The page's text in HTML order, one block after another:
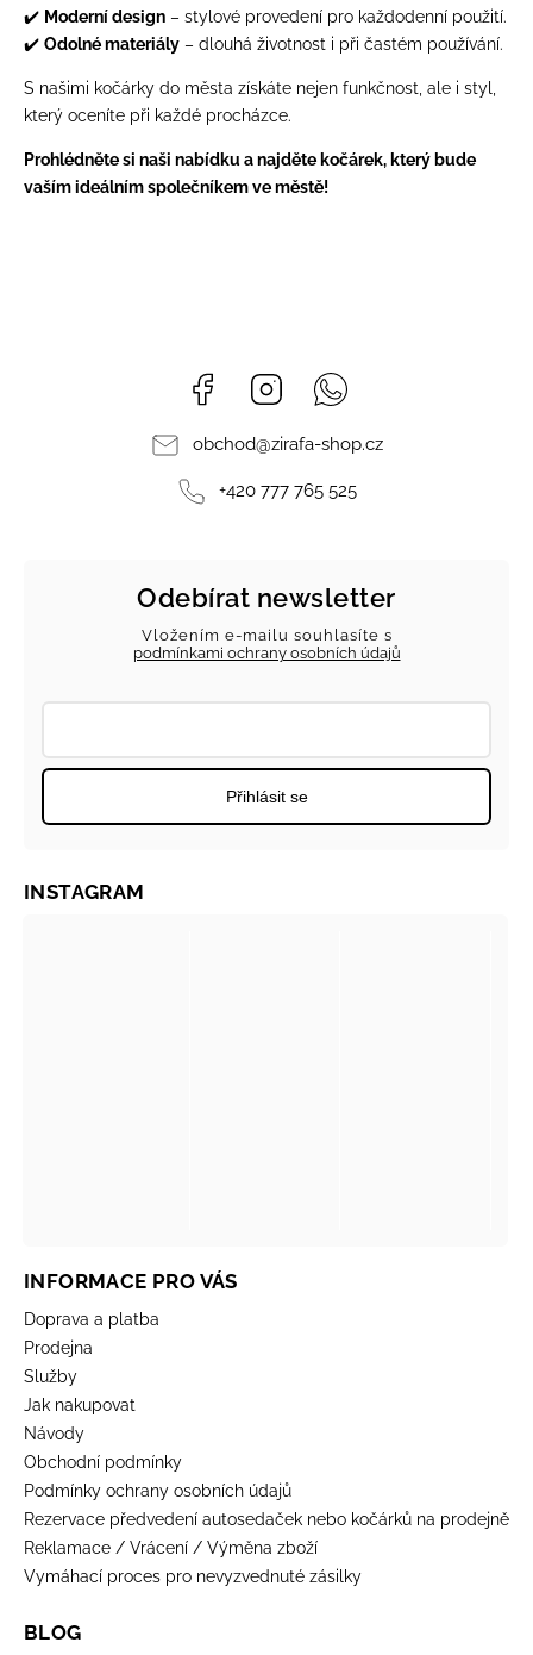
✔️ Moderní design – stylové provedení pro každodenní použití.
✔️ Odolné materiály – dlouhá životnost i při častém používání.
S našimi kočárky do města získáte nejen funkčnost, ale i styl,
který oceníte při každé procházce.
Prohlédněte si naši nabídku a najděte kočárek, který bude
vaším ideálním společníkem ve městě!
Facebook Instagram
obchod@zirafa-shop.cz
+420 777 765 525
Odebírat newsletter
Vložením e-mailu souhlasíte s
podmínkami ochrany osobních údajů
Přihlásit se
INFORMACE PRO VÁS
Doprava a platba
Prodejna
Služby
Jak nakupovat
Návody
Obchodní podmínky
Podmínky ochrany osobních údajů
Rezervace předvedení autosedaček nebo kočárků na prodejně
Reklamace / Vrácení / Výměna zboží
Vymáhací proces pro nevyzvednuté zásilky
BLOG
INSTAGRAM